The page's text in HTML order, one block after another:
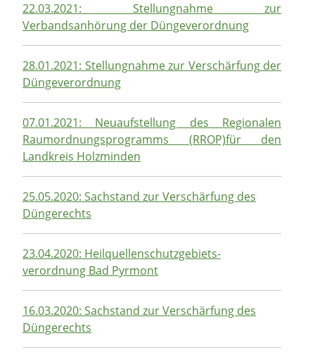
22.03.2021: Stellungnahme zur
Verbandsanhörung der Düngeverordnung
28.01.2021: Stellungnahme zur Verschärfung der
Düngeverordnung
07.01.2021: Neuaufstellung des Regionalen
Raumordnungsprogramms (RROP)für den
Landkreis Holzminden
25.05.2020: Sachstand zur Verschärfung des
Düngerechts
23.04.2020: Heilquellenschutzgebiets-
verordnung Bad Pyrmont
16.03.2020: Sachstand zur Verschärfung des
Düngerechts